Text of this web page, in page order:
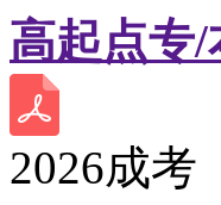
高起点专
2026成考